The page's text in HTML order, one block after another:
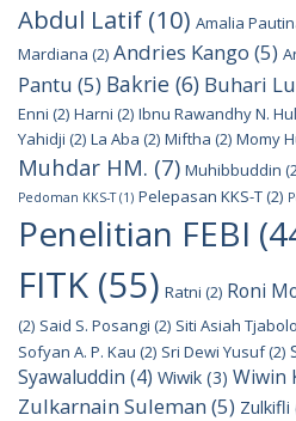
Abdul Latif (10) Amalia
Mardiana (2) Andries Kango (5)
Pantu (5) Bakrie (6) Buhari
Enni (2) Harni (2) Ibnu Rawandhy N.
Yahidji (2) La Aba (2) Miftha (2) Momy
Muhdar HM. (7) Muhibbuddin
Pedoman KKS-T(1) Pelepasan KKS-T(2)
Penelitian FEBI
FITK (55) Ratni (2) Roni
(2) Said S. Posangi (2) Siti Asiah Tjabolo
Sofyan A. P. Kau (2) Sri Dewi Yusuf(2)
Syawaluddin (4) Wiwik (3) Wiwin
Zulkarnain Suleman(5) Zulkifli